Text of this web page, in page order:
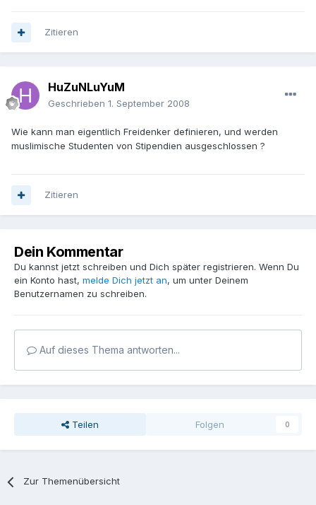
Zitieren
HuZuNLuYuM
Geschrieben 1. September 2008
Wie kann man eigentlich Freidenker definieren, und werden
muslimische Studenten von Stipendien ausgeschlossen ?
Zitieren
Dein Kommentar
Du kannst jetzt schreiben und Dich später registrieren. Wenn Du
ein Konto hast, melde Dich jetzt an, um unter Deinem
Benutzernamen zu schreiben.
Auf dieses Thema antworten...
Teilen Folgen 0
Zur Themenübersicht